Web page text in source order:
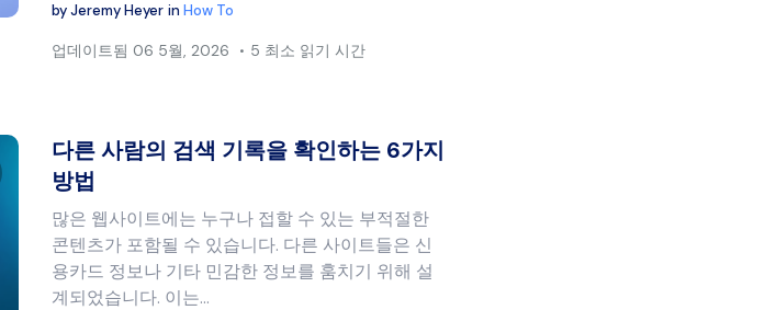
byJeremy Heyer inHow To
업데이트됨 06 5월, 2026 5 최소 읽기 시간
이 글을 공유하세요
다른 사람의 검색 기록을 확인하는 6가지
방법
많은 웹사이트에는 누구나 접할 수 있는 부적절한
콘텐츠가 포함될 수 있습니다. 다른 사이트들은 신
용카드 정보나 기타 민감한 정보를 훔치기 위해 설
계되었습니다. 이는…